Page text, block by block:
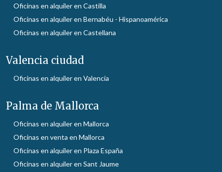
Oficinas en alquiler en Castilla
Oficinas en alquiler en Bernabéu - Hispanoamérica
Oficinas en alquiler en Castellana
Valencia ciudad
Oficinas en alquiler en Valencia
Palma de Mallorca
Oficinas en alquiler en Mallorca
Oficinas en venta en Mallorca
Oficinas en alquiler en Plaza España
Oficinas en alquiler en Sant Jaume